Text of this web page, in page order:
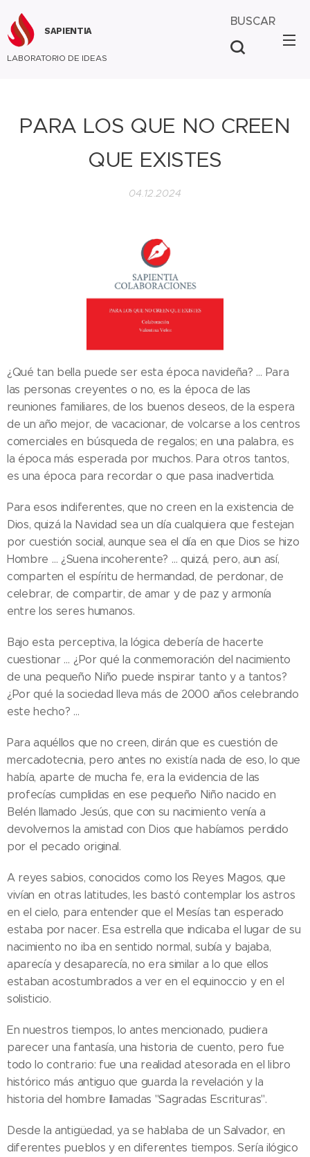
SAPIENTIA
LABORATORIO DE IDEAS
BUSCAR
PARA LOS QUE NO CREEN
QUE EXISTES
04.12.2024
¿Qué tan bella puede ser esta época navideña? … Para
las personas creyentes o no, es la época de las
reuniones familiares, de los buenos deseos, de la espera
de un año mejor, de vacacionar, de volcarse a los centros
comerciales en búsqueda de regalos; en una palabra, es
la época más esperada por muchos. Para otros tantos,
es una época para recordar o que pasa inadvertida.
Para esos indiferentes, que no creen en la existencia de
Dios, quizá la Navidad sea un día cualquiera que festejan
por cuestión social, aunque sea el día en que Dios se hizo
Hombre … ¿Suena incoherente? … quizá, pero, aun así,
comparten el espíritu de hermandad, de perdonar, de
celebrar, de compartir, de amar y de paz y armonía
entre los seres humanos.
Bajo esta perceptiva, la lógica debería de hacerte
cuestionar … ¿Por qué la conmemoración del nacimiento
de una pequeño Niño puede inspirar tanto y a tantos?
¿Por qué la sociedad lleva más de 2000 años celebrando
este hecho? …
Para aquéllos que no creen, dirán que es cuestión de
mercadotecnia, pero antes no existía nada de eso, lo que
había, aparte de mucha fe, era la evidencia de las
profecías cumplidas en ese pequeño Niño nacido en
Belén llamado Jesús, que con su nacimiento venía a
devolvernos la amistad con Dios que habíamos perdido
por el pecado original.
A reyes sabios, conocidos como los Reyes Magos, que
vivían en otras latitudes, les bastó contemplar los astros
en el cielo, para entender que el Mesías tan esperado
estaba por nacer. Esa estrella que indicaba el lugar de su
nacimiento no iba en sentido normal, subía y bajaba,
aparecía y desaparecía, no era similar a lo que ellos
estaban acostumbrados a ver en el equinoccio y en el
solisticio.
En nuestros tiempos, lo antes mencionado, pudiera
parecer una fantasía, una historia de cuento, pero fue
todo lo contrario: fue una realidad atesorada en el libro
histórico más antiguo que guarda la revelación y la
historia del hombre llamadas "Sagradas Escrituras".
Desde la antigüedad, ya se hablaba de un Salvador, en
diferentes pueblos y en diferentes tiempos. Sería ilógico